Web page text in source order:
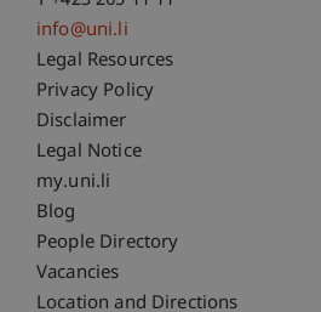
info@uni.li
Fußzeile Rechtliche
Legal Resources
Privacy Policy
Disclaimer
Legal Notice
Fußzeile Subdomain-
my.uni.li
Blog
People Directory
Vacancies
Location and Directions